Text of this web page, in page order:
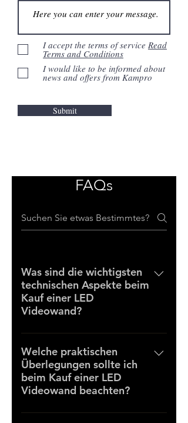
I accept the terms of service Read
Terms and Conditions
I would like to be informed about
news and offers from Kampro
Submit
FAQs
Was sind die wichtigsten
technischen Aspekte beim
Kauf einer LED
Videowand?
Die wichtigsten technischen
Aspekte sind der Pixel Pitch
(Pixelabstand), Helligkeit
(gemessen in Nits) und Kontrast,
sowie der Betrachtungswinkel.
Welche praktischen
Überlegungen sollte ich
beim Kauf einer LED
Videowand beachten?
Praktische Überlegungen